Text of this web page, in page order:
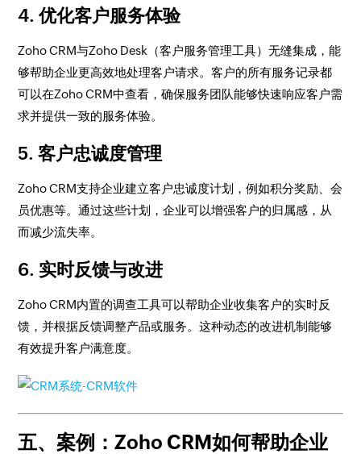
4.优化客户服务体验
Zoho CRM与Zoho Desk（客户服务管理工具）无缝集成，能
够帮助企业更高效地处理客户请求。客户的所有服务记录都
可以在Zoho CRM中查看，确保服务团队能够快速响应客户需
求并提供一致的服务体验。
5.客户忠诚度管理
Zoho CRM支持企业建立客户忠诚度计划，例如积分奖励、会
员优惠等。通过这些计划，企业可以增强客户的归属感，从
而减少流失率。
6. 实时反馈与改进
Zoho CRM内置的调查工具可以帮助企业收集客户的实时反
馈，并根据反馈调整产品或服务。这种动态的改进机制能够
有效提升客户满意度。
五、案例：Zoho CRM如何帮助企业